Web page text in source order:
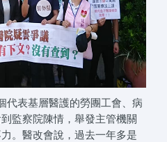
表基層醫護的勞團工會、病
監察院陳情，舉發主管機關
。醫改會說，過去一年多是